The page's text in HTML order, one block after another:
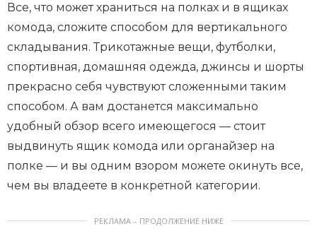
Все, что может храниться на полках и в ящиках
комода, сложите способом для вертикального
складывания. Трикотажные вещи, футболки,
спортивная, домашняя одежда, джинсы и шорты
прекрасно себя чувствуют сложенными таким
способом. А вам достанется максимально
удобный обзор всего имеющегося — стоит
выдвинуть ящик комода или органайзер на
полке — и вы одним взором можете окинуть все,
чем вы владеете в конкретной категории.
РЕКЛАМА – ПРОДОЛЖЕНИЕ НИЖЕ